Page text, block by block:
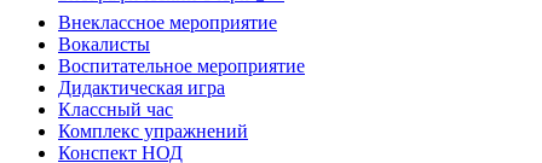
Внеклассное мероприятие
Вокалисты
Воспитательное мероприятие
Дидактическая игра
Классный час
Комплекс упражнений
Конспект НОД